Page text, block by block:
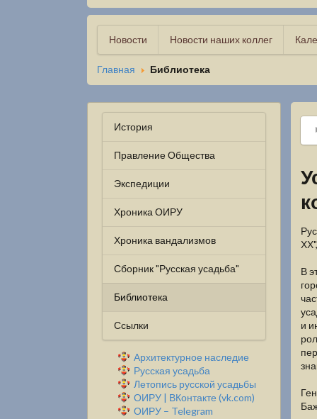
Новости Новости наших коллег
Главная Библиотека
История
Правление Общества
Экспедиции
Хроника ОИРУ
Хроника вандализмов
Сборник "Русская усадьба"
Библиотека
Ссылки
Архитектурное наследие
Русская усадьба
Летопись русской усадьбы
ОИРУ | ВКонтакте (vk.com)
ОИРУ – Telegram
В
и